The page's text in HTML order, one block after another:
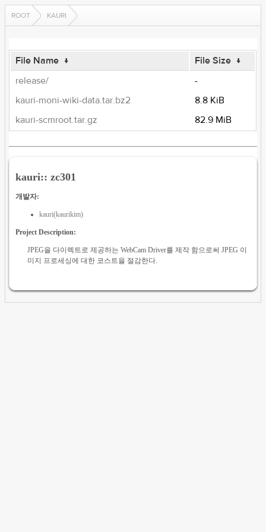
ROOT KAURI
File Name ↓ File Size ↓
release/
-
kauri-moni-wiki-data.tar.bz2
8.8 KiB
kauri-scmroot.tar.gz
82.9 MiB
kauri:: zc301
개발자:
kauri(kaurikim)
Project Description:
JPEG을 다이렉트로 제공하는 WebCam Driver를 제작 함으로써 JPEG 이
미지 프로세싱에 대한 코스트을 절감한다.